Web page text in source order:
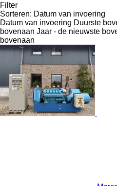
Filter
Sorteren: Datum van invoering
Datum van invoering Duurste
bovenaan Jaar - de nieuwste
bovenaan